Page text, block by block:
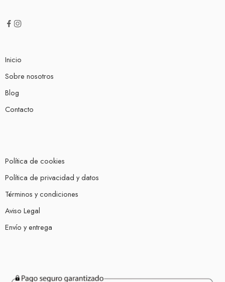
Inicio
Sobre nosotros
Blog
Contacto
Política de cookies
Política de privacidad y datos
Términos y condiciones
Aviso Legal
Envío y entrega